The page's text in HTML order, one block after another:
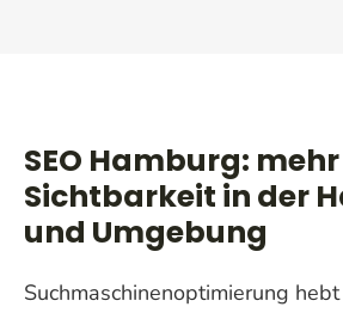
SEO Hamburg: mehr
Sichtbarkeit in der
und Umgebung
Suchmaschinenoptimierung